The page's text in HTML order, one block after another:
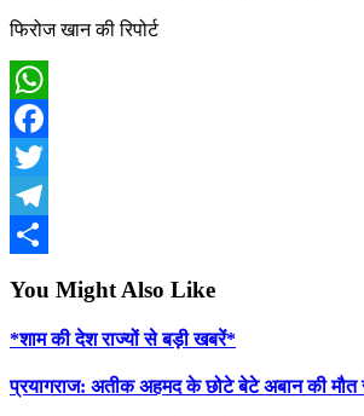
फिरोज खान की रिपोर्ट
WhatsApp
Facebook
Twitter
Telegram
You Might Also Like
*शाम की देश राज्यों से बड़ी खबरें*
प्रयागराज: अतीक अहमद के छोटे बेटे अबान की मौत